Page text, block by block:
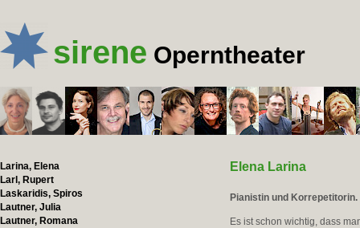
sirene Operntheater
Larina, Elena
Larl, Rupert
Laskaridis, Spiros
Lautner, Julia
Lautner, Romana
Elena Larina
Pianistin und Korrepetitorin.
Es ist schon wichtig, dass